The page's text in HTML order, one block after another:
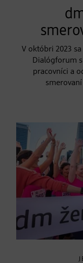
V októbri 2023
Dialógforum
pracovníci a